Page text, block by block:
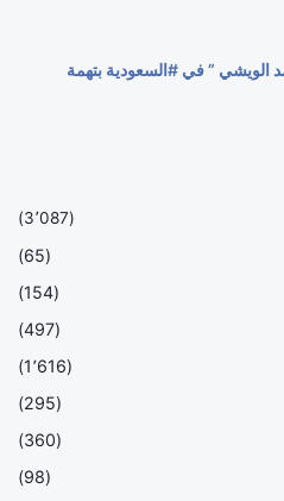
الويشي ” في #السعودية بتهمة
(3٬087)
(65)
(154)
(497)
(1٬616)
(295)
(360)
(98)